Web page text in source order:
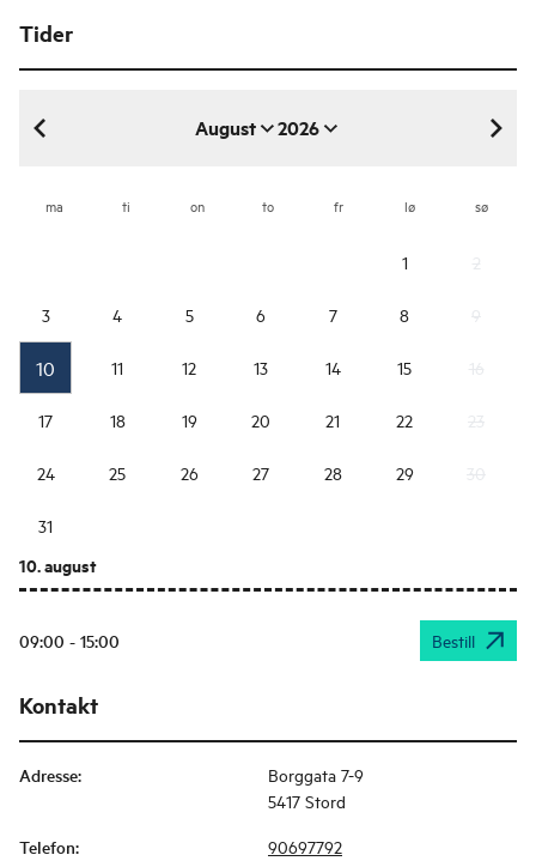
Tider
August 2026
august 2026
ma ti on to fr lø sø
1
3 4 5 6 7 8
10 11 12 13 14 15
17 18 19 20 21 22
24 25 26 27 28 29
31
10. august
09:00 - 15:00 Bestill
Kontakt
Adresse:
Borggata 7-9
5417 Stord
Telefon: 90697792